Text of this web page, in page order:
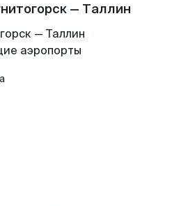
— Таллин
— Таллин
аэропорты